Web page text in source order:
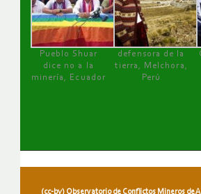
Pueblo Shuar
dice no a la
minería, Ecuador
defensora de la
tierra, Melchora,
Perú
(cc-by) Observatorio de Conflictos Mineros de